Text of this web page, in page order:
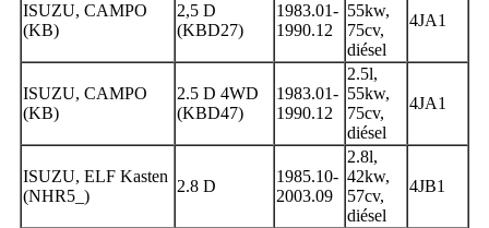
ISUZU, CAMPO
(KB)
2,5 D
(KBD27)
1983.01-
1990.12
55kw,
75cv,
diésel
4JA1
ISUZU, CAMPO
(KB)
2.5 D 4WD
(KBD47)
1983.01-
1990.12
2.5l,
55kw,
75cv,
diésel
4JA1
ISUZU, ELF Kasten
(NHR5_)
2.8 D
1985.10-
2003.09
2.8l,
42kw,
57cv,
diésel
4JB1